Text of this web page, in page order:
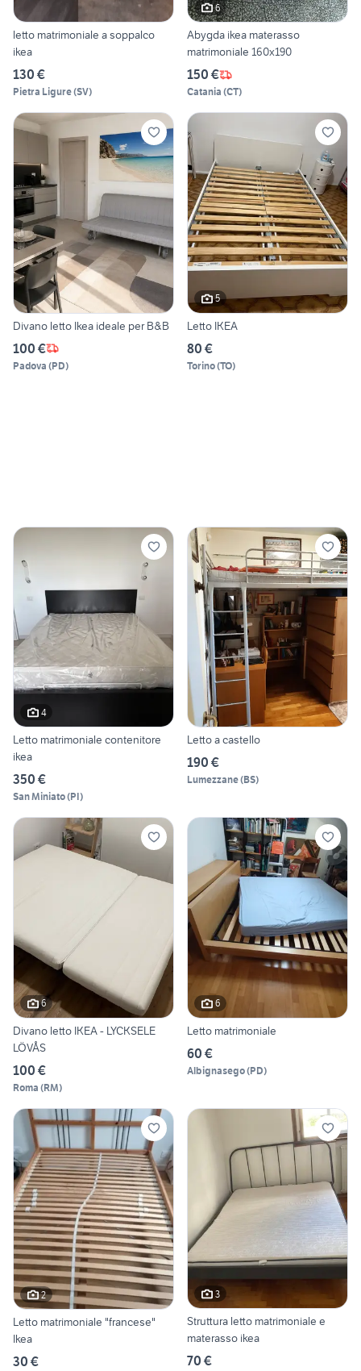
letto matrimoniale a soppalco
ikea
130 €
Pietra Ligure(SV)
6
Abygda ikea materasso
matrimoniale 160x190
150 €
Catania (CT)
Divano letto Ikea ideale per B&B
100 €
Padova (PD)
5
Letto IKEA
80 €
Torino(TO)
4
Letto matrimoniale contenitore
ikea
350 €
San Miniato(PI)
Letto a castello
190 €
Lumezzane(BS)
6
Divano letto IKEA - LYCKSELE
LÖVÅS
100 €
Roma (RM)
6
Letto matrimoniale
60 €
Albignasego(PD)
2
Letto matrimoniale "francese"
Ikea
30 €
3
Struttura letto matrimoniale e
materasso ikea
70 €